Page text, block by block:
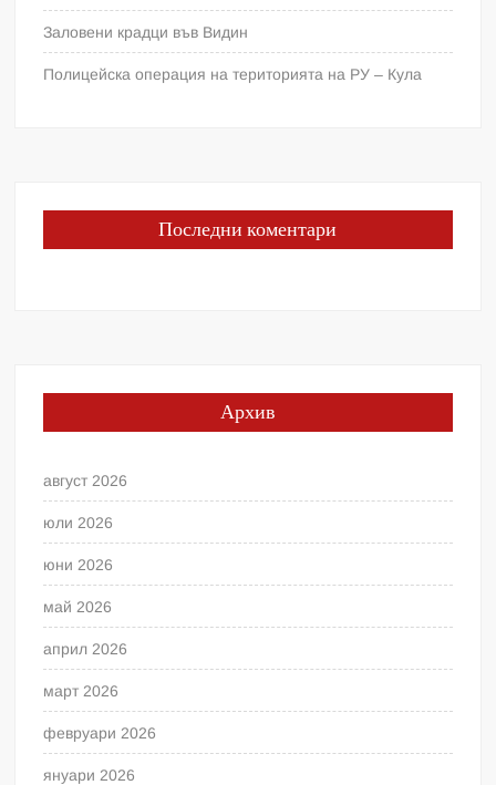
Заловени крадци във Видин
Полицейска операция на територията на РУ – Кула
Последни коментари
Архив
август 2026
юли 2026
юни 2026
май 2026
април 2026
март 2026
февруари 2026
януари 2026